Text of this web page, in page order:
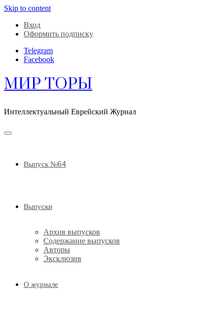
Skip to content
Вход
Оформить подписку
Telegram
Facebook
МИР ТОРЫ
Интеллектуальный Еврейский Журнал
Выпуск №64
Выпуски
Архив выпусков
Содержание выпусков
Авторы
Эксклюзив
О журнале